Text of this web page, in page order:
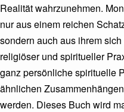
Realität wahrzunehmen.
nur aus einem reichen
sondern auch aus ihrem
religiöser und spiritueller
ganz persönliche spirituelle
ähnlichen
werden. Dieses Buch wird